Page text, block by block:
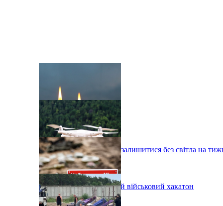
Київ та область можуть залишитися без світла на
У Києві провели перший військовий хакатон